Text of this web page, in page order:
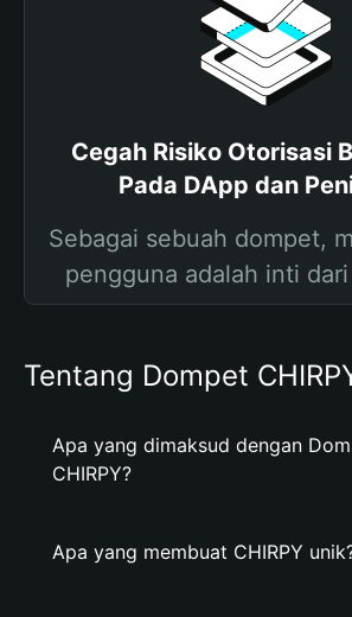
Cegah Risiko Otorisasi
Pada DApp dan
Sebagai sebuah dompet,
pengguna adalah inti
Tentang Dompet
Apa yang dimaksud dengan
CHIRPY?
Apa yang membuat CHIRPY